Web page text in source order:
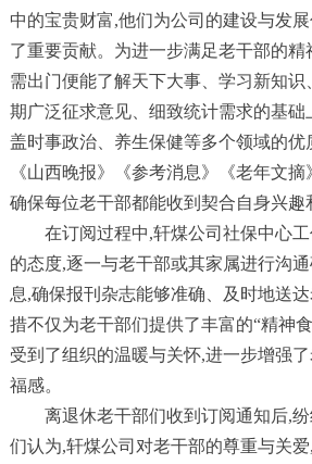
中的宝贵财富,他们为公司的建设与发
了重要贡献。为进一步满足老干部的
需出门便能了解天下大事、学习新知
期广泛征求意见、细致统计需求的基础
盖时事政治、养生保健等多个领域的优
《山西晚报》《参考消息》《老年文
确保每位老干部都能收到契合自身兴趣
在订阅过程中,轩煤公司社保中心
的态度,逐一与老干部或其家属进行沟
息,确保报刊杂志能够准确、及时地送
措不仅为老干部们提供了丰富的“精神
受到了组织的温暖与关怀,进一步增强
福感。
离退休老干部们收到订阅通知后,
们认为,轩煤公司对老干部的尊重与关